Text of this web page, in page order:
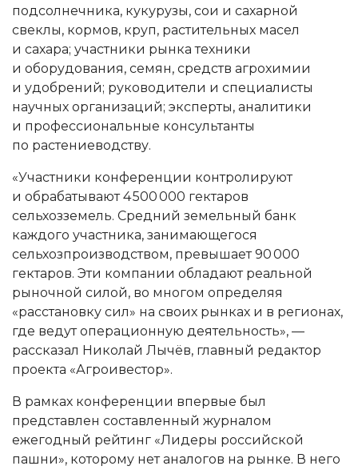
подсолнечника, кукурузы, сои и сахарной
свеклы, кормов, круп, растительных масел
и сахара; участники рынка техники
и оборудования, семян, средств агрохимии
и удобрений; руководители и специалисты
научных организаций; эксперты, аналитики
и профессиональные консультанты
по растениеводству.
«Участники конференции контролируют
и обрабатывают 4 500 000 гектаров
сельхозземель. Средний земельный банк
каждого участника, занимающегося
сельхозпроизводством, превышает 90 000
гектаров. Эти компании обладают реальной
рыночной силой, во многом определяя
«расстановку сил» на своих рынках и в регионах,
где ведут операционную деятельность», —
рассказал Николай Лычёв, главный редактор
проекта «Агроивестор».
В рамках конференции впервые был
представлен составленный журналом
ежегодный рейтинг «Лидеры российской
пашни», которому нет аналогов на рынке. В него